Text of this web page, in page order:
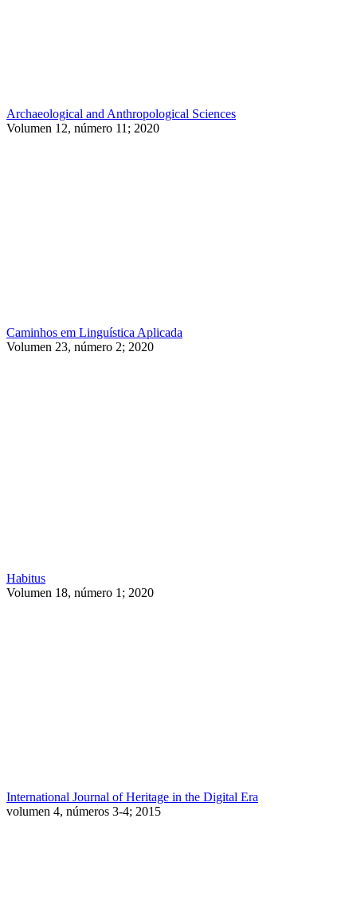
Archaeological and Anthropological Sciences
Volumen 12, número 11; 2020
Caminhos em Linguística Aplicada
Volumen 23, número 2; 2020
Habitus
Volumen 18, número 1; 2020
International Journal of Heritage in the Digital Era
volumen 4, números 3-4; 2015